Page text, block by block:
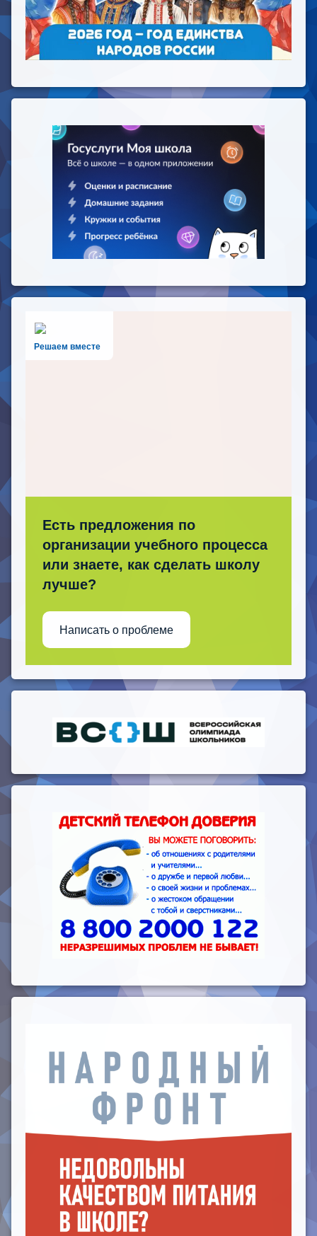
Решаем вместе
Есть предложения по
организации учебного процесса
или знаете, как сделать школу
лучше?
Написать о проблеме